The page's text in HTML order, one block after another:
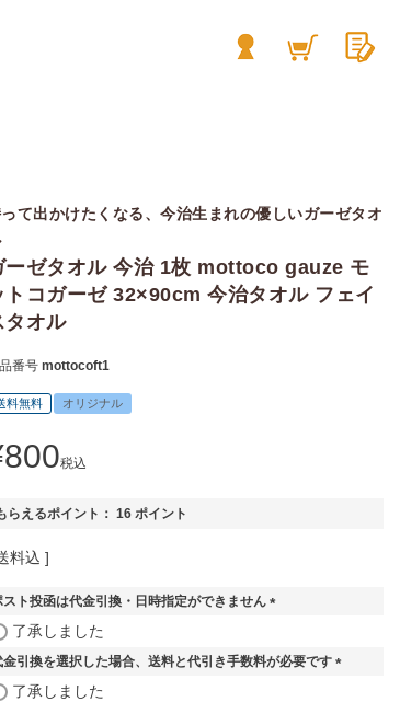
て出かけたくなる、今治生まれの優しいガーゼタオ
ーゼタオル 今治 1枚 mottoco gauze モ
トコガーゼ 32×90cm 今治タオル フェイ
タオル
番号 mottocoft1
料無料 オリジナル
800税込
らえるポイント： 16 ポイント
料込
スト投函は代金引換・日時指定ができません
須
了承しました
金引換を選択した場合、送料と代引き手数料が必要です
了承しました